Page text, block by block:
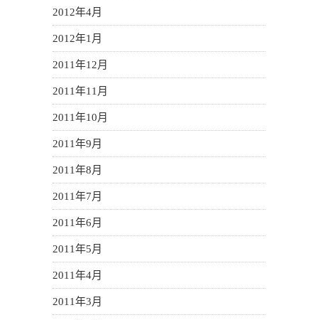
2012年4月
2012年1月
2011年12月
2011年11月
2011年10月
2011年9月
2011年8月
2011年7月
2011年6月
2011年5月
2011年4月
2011年3月